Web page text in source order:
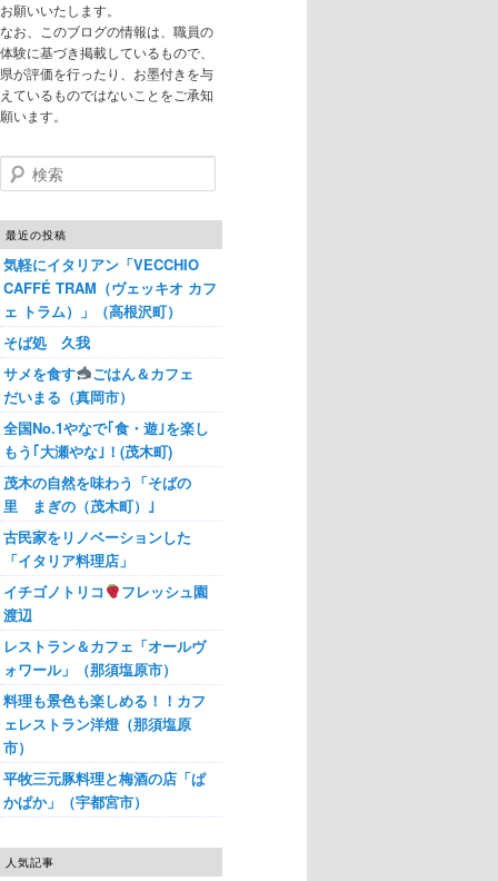
お願いいたします。
なお、このブログの情報は、職員の
体験に基づき掲載しているもので、
県が評価を行ったり、お墨付きを与
えているものではないことをご承知
願います。
検索
最近の投稿
気軽にイタリアン「VECCHIO
CAFFÉ TRAM（ヴェッキオ カフ
ェ トラム）」（高根沢町）
そば処 久我
サメを食す
ごはん＆カフェ
だいまる（真岡市）
全国No.1やなで｢食・遊｣を楽し
もう｢大瀬やな｣！(茂木町)
茂木の自然を味わう「そばの
里 まぎの（茂木町）｣
古民家をリノベーションした
「イタリア料理店」
イチゴノトリコ
フレッシュ園
渡辺
レストラン＆カフェ「オールヴ
ォワール」（那須塩原市）
料理も景色も楽しめる！！カフ
ェレストラン洋燈（那須塩原
市）
平牧三元豚料理と梅酒の店「ぱ
かぱか」（宇都宮市）
人気記事